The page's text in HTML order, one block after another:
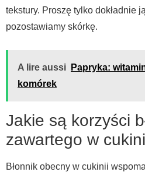
tekstury. Proszę tylko dokładnie
pozostawiamy skórkę.
A lire aussi
Papryka:
komórek
Jakie są korzyści
zawartego w
Błonnik obecny w cukinii